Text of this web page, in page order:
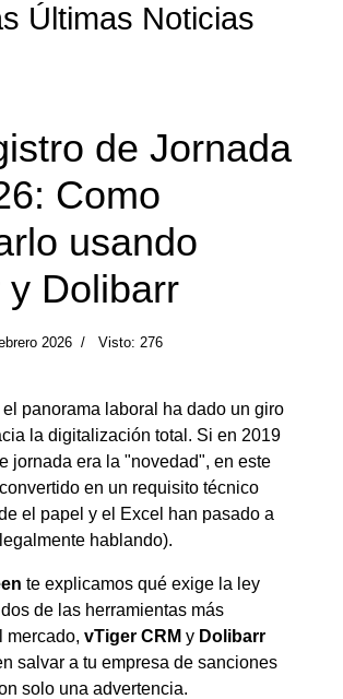
Últimas Noticias
de Jornada
Como
usando
y Dolibarr
2026 Visto: 276
el panorama laboral ha dado un giro
la digitalización total. Si en 2019
jornada era la "novedad", en este
en un requisito técnico
el papel y el Excel han pasado a
hablando).
te explicamos qué exige la ley
de las herramientas más
mercado, vTiger CRM y Dolibarr
salvar a tu empresa de sanciones
solo una advertencia.